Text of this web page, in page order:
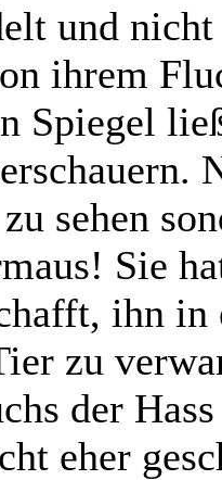
und
ihrem
Spiegel
sehen
Sie
ihn in
zu
der
eher